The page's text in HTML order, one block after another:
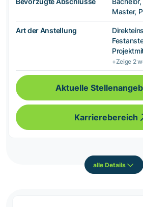
Master,
Art der Anstellung
+Zeige 2
Aktuelle
Karrierebereich
alle Details